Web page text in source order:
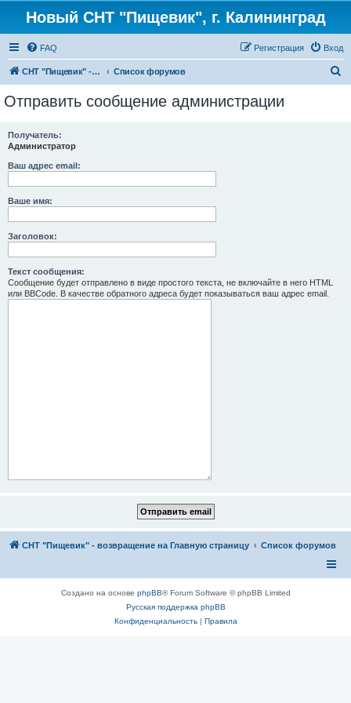
Новый СНТ "Пищевик", г. Калининград
FAQ Вход
Регистрация
СНТ "Пищевик" - возвращение на Главную страницу Список форумов
Отправить сообщение администрации
Получатель:
Администратор
Ваш адрес email:
Ваше имя:
Заголовок:
Текст сообщения:
Сообщение будет отправлено в виде простого текста, не включайте в него HTML
или BBCode. В качестве обратного адреса будет показываться ваш адрес email.
СНТ "Пищевик" - возвращение на Главную страницу Список форумов
Создано на основе phpBB® Forum Software © phpBB Limited
Русская поддержка phpBB
Конфиденциальность| Правила